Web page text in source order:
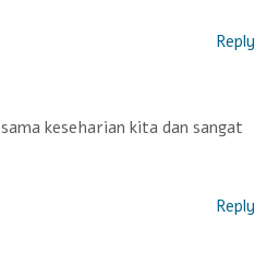
Reply
keseharian kita dan sangat
Reply